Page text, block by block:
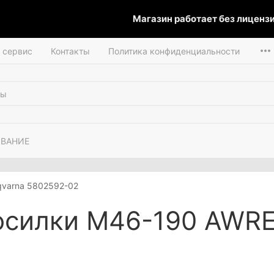
Магазин работает без
сервис Контакты Политика конфиденциальности
5802592-02
М46-190